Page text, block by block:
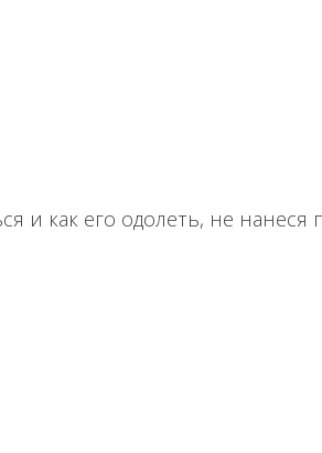
и как его одолеть, не